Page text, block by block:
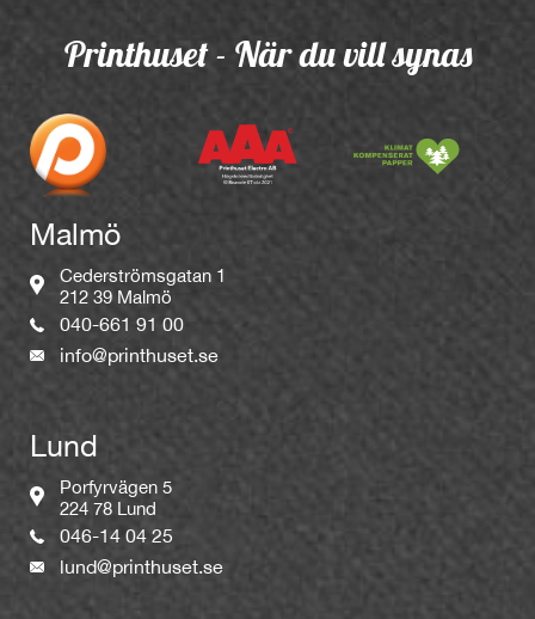
Printhuset - När du vill synas
Malmö
Cederströmsgatan 1
212 39 Malmö
040-661 91 00
info@printhuset.se
Lund
Porfyrvägen 5
224 78 Lund
046-14 04 25
lund@printhuset.se